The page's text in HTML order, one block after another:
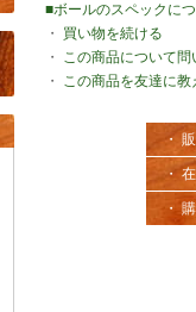
■ボールのスペックに
・ 買い物を続ける
・ この商品について問
・ この商品を友達に教
・
・
・